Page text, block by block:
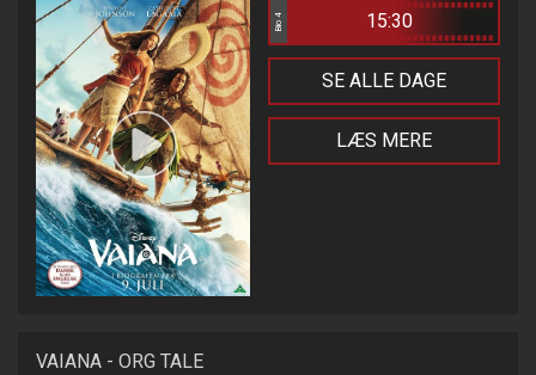
Bio 4 15:30
SE ALLE DAGE
LÆS MERE
VAIANA - ORG TALE